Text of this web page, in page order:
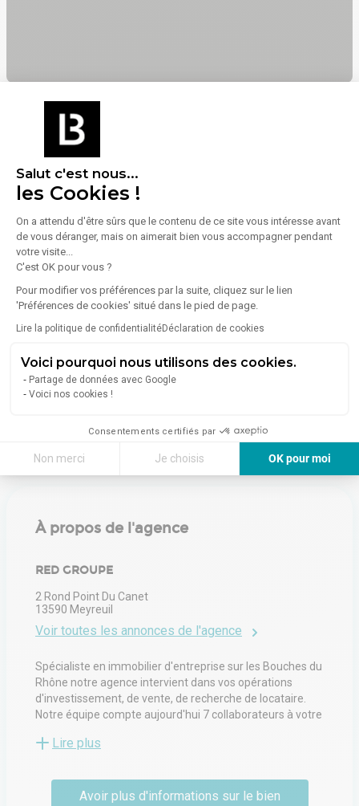
Salut c'est nous...
les Cookies !
On a attendu d'être sûrs que le contenu de ce site vous intéresse avant
de vous déranger, mais on aimerait bien vous accompagner pendant
votre visite...
C'est OK pour vous ?
Pour modifier vos préférences par la suite, cliquez sur le lien
'Préférences de cookies' situé dans le pied de page.
Lire la politique de confidentialitéDéclaration de cookies
Voici pourquoi nous utilisons des cookies.
Partage de données avec Google
Voici nos cookies !
Consentements certifiés par
Non merci Je choisis
OK pour moi
Énergie
Diagnostic de performance énergétique (DPE)
Consommation (énergie primaire) : Non communiqué
Indice d'émission de gaz à effet de serre (GES)
Émissions :Non communiqué
Liens
À propos de l'agence
RED GROUPE
2 Rond Point Du Canet
13590 Meyreuil
Voir toutes les annonces de l'agence
Spécialiste en immobilier d'entreprise sur les Bouches du
Rhône notre agence intervient dans vos opérations
d'investissement, de vente, de recherche de locataire.
Notre équipe compte aujourd'hui 7 collaborateurs à votre
ancrage local. Nous garantissons une relation
professionnelle mais humaine et pas formatée par un
Lire plus
Avoir plus d'informations sur le bien